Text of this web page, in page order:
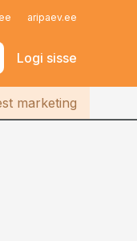
aripaev.ee
Logi sisse
marketing